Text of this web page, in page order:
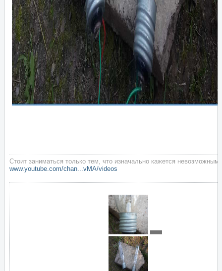
Стоит заниматься только тем, что изначально кажется невозможным.
www.youtube.com/chan...vMA/videos